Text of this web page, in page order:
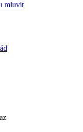
mluvit